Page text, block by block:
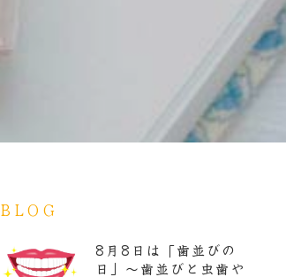
BLOG
8月8日は「歯並びの
日」～歯並びと虫歯や